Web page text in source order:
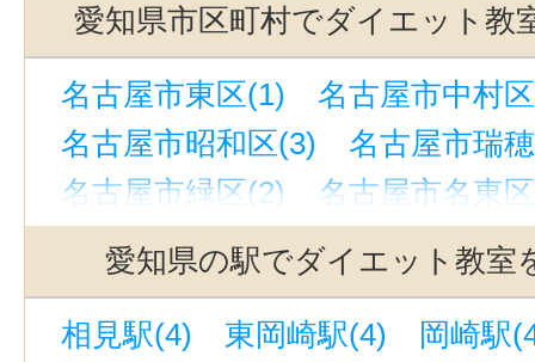
愛知県市区町村でダイエット教
名古屋市東区(1)
名古屋市中村
名古屋市昭和区(3)
名古屋市瑞
名古屋市緑区(2)
名古屋市名東
名古屋市天白区(1)
豊橋市(3)
豊田市(1)
西尾市(1)
蒲郡市(1)
みよし市(1)
長久手市(1) 額田
愛知県の駅でダイエット教室
相見駅(4) 東岡崎駅(4)
岡崎駅